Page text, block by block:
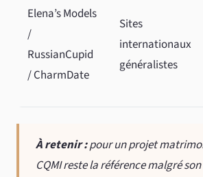
Elena’s Models
/
RussianCupid
/ CharmDate
Sites
internationaux
généralistes
À retenir :pour un projet
CQMI reste la référence malgré